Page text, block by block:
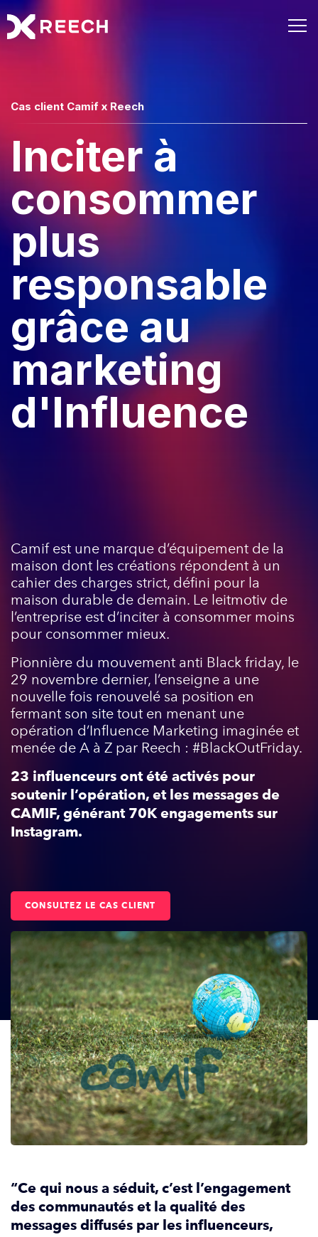
Cas client Camif x Reech
Inciter à
consommer
plus
responsable
grâce au
marketing
d'Influence
Camif est une marque d’équipement de la
maison dont les créations répondent à un
cahier des charges strict, défini pour la
maison durable de demain. Le leitmotiv de
l’entreprise est d’inciter à consommer moins
pour consommer mieux.
Pionnière du mouvement anti Black friday, le
29 novembre dernier, l’enseigne a une
nouvelle fois renouvelé sa position en
fermant son site tout en menant une
opération d’Influence Marketing imaginée et
menée de A à Z par Reech : #BlackOutFriday.
23 influenceurs ont été activés pour
soutenir l’opération, et les messages de
CAMIF, générant 70K engagements sur
Instagram.
CONSULTEZ LE CAS CLIENT
“Ce qui nous a séduit, c’est l’engagement
des communautés et la qualité des
messages diffusés par les influenceurs,